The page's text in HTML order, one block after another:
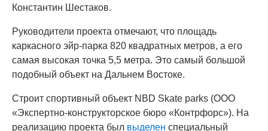
Константин Шестаков.
Руководители проекта отмечают, что площадь
каркасного эйр-парка 820 квадратных метров, а его
самая высокая точка 5,5 метра. Это самый большой
подобный объект на Дальнем Востоке.
Строит спортивный объект NBD Skate parks (ООО
«Экспертно-конструкторское бюро «Контрфорс»). На
реализацию проекта был выделен специальный